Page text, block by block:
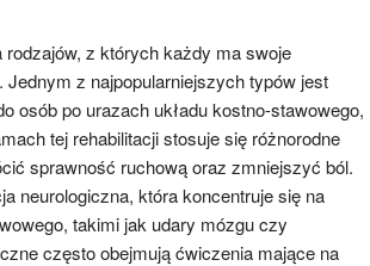
z których każdy ma swoje
z najpopularniejszych typów jest
osób po urazach układu kostno-stawowego,
tej rehabilitacji stosuje się różnorodne
sprawność ruchową oraz zmniejszyć ból.
neurologiczna, która koncentruje się na
takimi jak udary mózgu czy
często obejmują ćwiczenia mające na